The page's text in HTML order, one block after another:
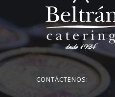
CONTÁCTENOS: